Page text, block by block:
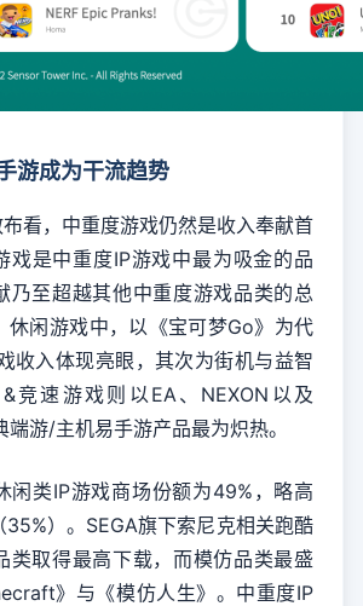
游成为干流趋势
看，中重度游戏仍然是收入奉献首
戏是中重度IP游戏中最为吸金的品
乃至超越其他中重度游戏品类的总
休闲游戏中，以《宝可梦Go》为代
收入体现亮眼，其次为街机与益智
竞速游戏则以EA、NEXON以及
游/主机易手游产品最为炽热。
闲类IP游戏商场份额为49%，略高
）。SEGA旗下索尼克相关跑酷
类取得最高下载，而模仿品类最盛
》与《模仿人生》。中重度IP